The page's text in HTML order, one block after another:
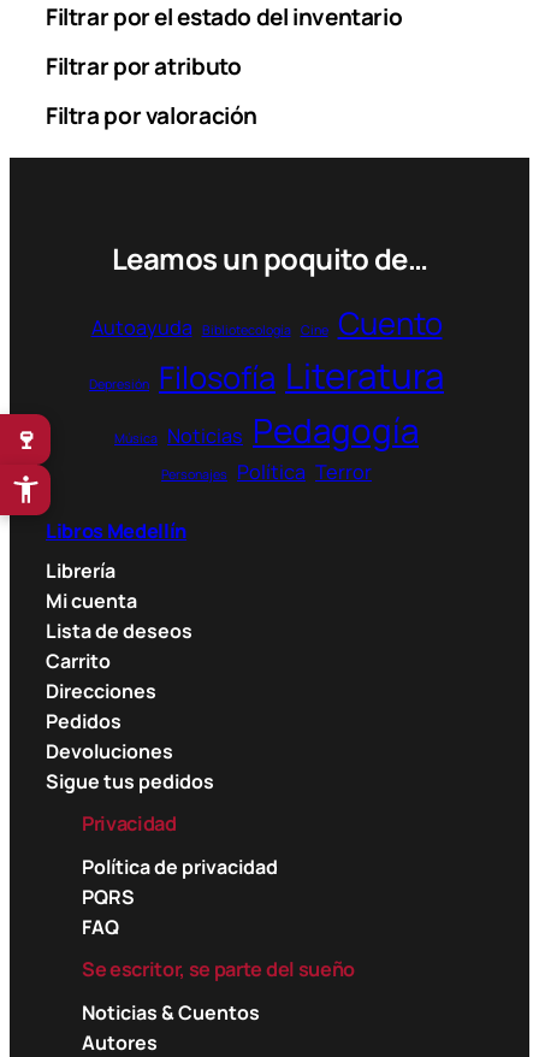
Filtrar por el estado del inventario
Filtrar por atributo
Filtra por valoración
Leamos un poquito de…
Autoayuda Bibliotecología Cine Cuento
Depresión Filosofía Literatura
Música Noticias Pedagogía
Personajes Política Terror
Libros Medellín
Librería
Mi cuenta
Lista de deseos
Carrito
Direcciones
Pedidos
Devoluciones
Sigue tus pedidos
Privacidad
Política de privacidad
PQRS
FAQ
Se escritor, se parte del sueño
Noticias & Cuentos
Autores
🍷